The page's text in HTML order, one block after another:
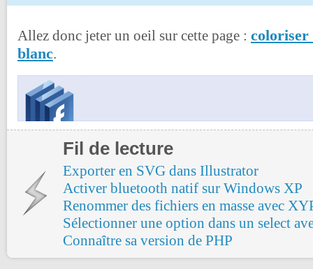
Allez donc jeter un oeil sur cette page : coloriser
blanc.
Fil de lecture
Exporter en SVG dans Illustrator
Activer bluetooth natif sur Windows XP
Renommer des fichiers en masse avec
Sélectionner une option dans un select
Connaître sa version de PHP